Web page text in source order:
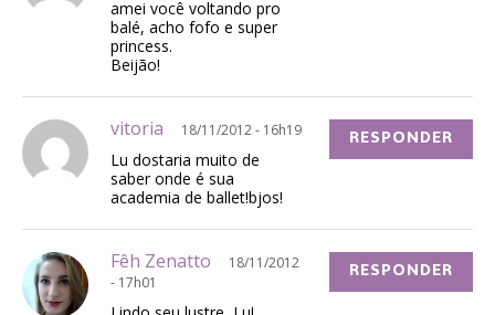
amei você voltando pro
balé, acho fofo e super
princess.
Beijão!
vitoria 18/11/2012 - 16h19
Lu dostaria muito de
saber onde é sua
academia de ballet!bjos!
RESPONDER
Fêh Zenatto
18/11/2012
- 17h01
RESPONDER